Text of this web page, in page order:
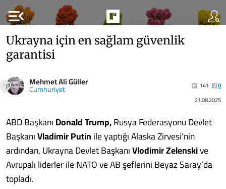
menu_open
Ukrayna için en sağlam güvenlik
garantisi
Mehmet Ali Güller
Cumhuriyet 141
0
21.08.2025
ABD BaşkanıDonald Trump,Rusya Federasyonu Devlet
BaşkanıVladimir Putinile yaptığı Alaska Zirvesi’nin
ardından, Ukrayna Devlet BaşkanıVlodimir Zelenskive
Avrupalı liderler ile NATO ve AB şeflerini Beyaz Saray’da
topladı.